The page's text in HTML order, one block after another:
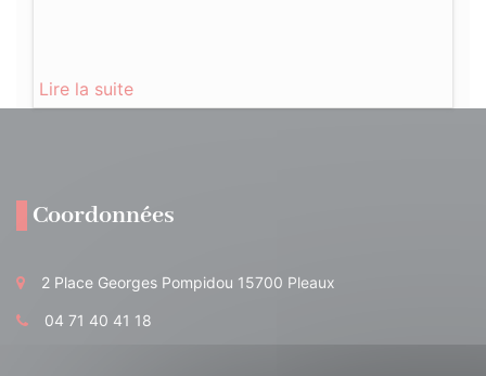
Lire la suite
Coordonnées
2 Place Georges Pompidou 15700 Pleaux
04 71 40 41 18